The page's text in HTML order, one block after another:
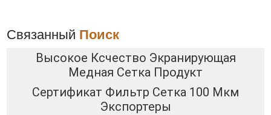
Связанный Поиск
Высокое Ксчество Экранирующая
Медная Сетка Продукт
Сертификат Фильтр Сетка 100 Мкм
Экспортеры